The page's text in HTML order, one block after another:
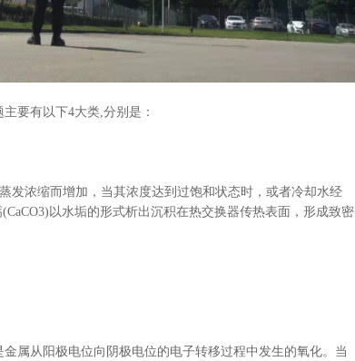
要有以下4大类,分别是：
浓缩而增加，当其浓度达到过饱和状态时，或者冷却水经
以水垢的形式析出沉积在热交换器传热表面，形成致密
从阳极电位向阴极电位的电子转移过程中发生的氧化。当